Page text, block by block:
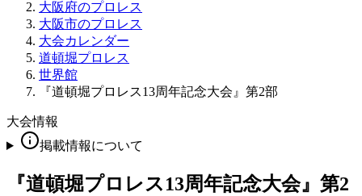
大阪府のプロレス
大阪市のプロレス
大会カレンダー
道頓堀プロレス
世界館
『道頓堀プロレス13周年記念大会』第2部
大会情報
掲載情報について
『道頓堀プロレス13周年記念大会』第2